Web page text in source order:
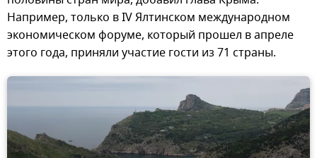
Например, только в IV Ялтинском международном
экономическом форуме, который прошел в апреле
этого года, приняли участие гости из 71 страны.